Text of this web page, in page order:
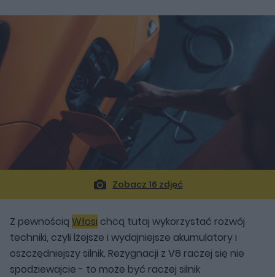
Zobacz 16 zdjęć
Z pewnością Włosi chcą tutaj wykorzystać rozwój
techniki, czyli lżejsze i wydajniejsze akumulatory i
oszczędniejszy silnik. Rezygnacji z V8 raczej się nie
spodziewajcie - to może być raczej silnik